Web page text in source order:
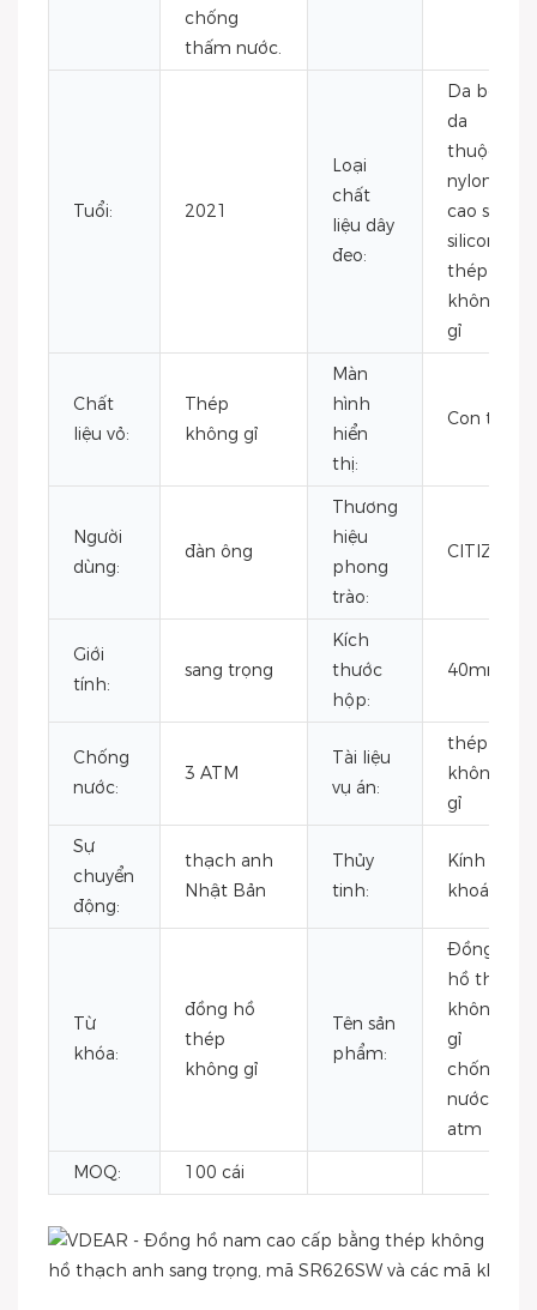
chống
thấm nước.
Tuổi: 2021
Loại
chất
liệu dây
đeo:
Da bò,
da
thuộc,
nylon,
cao su,
silicon,
thép
không
gỉ
Chất
liệu vỏ:
Thép
không gỉ
Màn
hình
hiển
thị:
Con trỏ
Người
dùng:
đàn ông
Thương
hiệu
phong
trào:
CITIZEN
Giới
tính:
sang trọng
Kích
thước
hộp:
40mm
Chống
nước:
3 ATM
Tài liệu
vụ án:
thép
không
gỉ
Sự
chuyển
động:
thạch anh
Nhật Bản
Thủy
tinh:
Kính
khoáng
Từ
khóa:
đồng hồ
thép
không gỉ
Tên sản
phẩm:
Đồng
hồ thép
không
gỉ
chống
nước 5
atm
MOQ:
100 cái